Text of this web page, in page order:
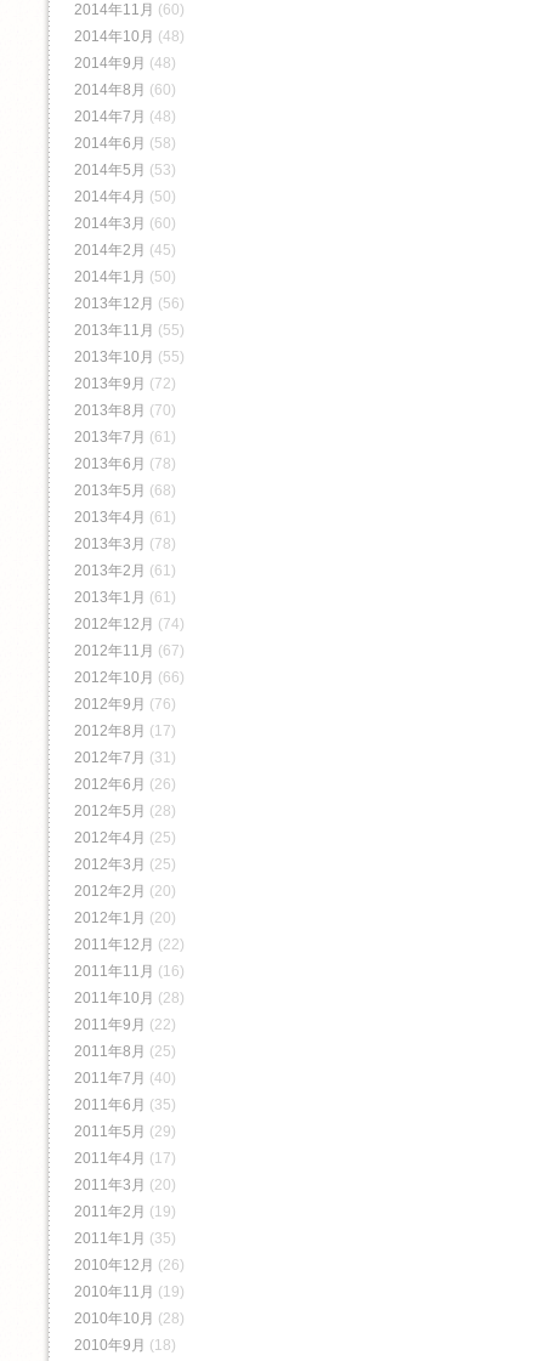
2014年11月 (60)
2014年10月 (48)
2014年9月 (48)
2014年8月 (60)
2014年7月 (48)
2014年6月 (58)
2014年5月 (53)
2014年4月 (50)
2014年3月 (60)
2014年2月 (45)
2014年1月 (50)
2013年12月 (56)
2013年11月 (55)
2013年10月 (55)
2013年9月 (72)
2013年8月 (70)
2013年7月 (61)
2013年6月 (78)
2013年5月 (68)
2013年4月 (61)
2013年3月 (78)
2013年2月 (61)
2013年1月 (61)
2012年12月 (74)
2012年11月 (67)
2012年10月 (66)
2012年9月 (76)
2012年8月 (17)
2012年7月 (31)
2012年6月 (26)
2012年5月 (28)
2012年4月 (25)
2012年3月 (25)
2012年2月 (20)
2012年1月 (20)
2011年12月 (22)
2011年11月 (16)
2011年10月 (28)
2011年9月 (22)
2011年8月 (25)
2011年7月 (40)
2011年6月 (35)
2011年5月 (29)
2011年4月 (17)
2011年3月 (20)
2011年2月 (19)
2011年1月 (35)
2010年12月 (26)
2010年11月 (19)
2010年10月 (28)
2010年9月 (18)